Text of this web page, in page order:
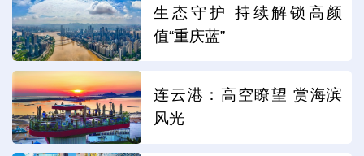
生态守护 持续解锁高颜
值“重庆蓝”
连云港：高空瞭望 赏海滨
风光